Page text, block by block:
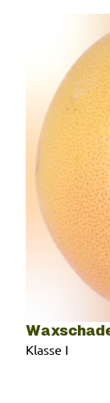
Klasse I